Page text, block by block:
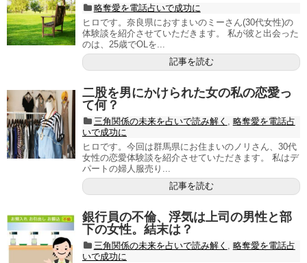
略奪愛を電話占いで成功に
ヒロです。奈良県におすまいのミーさん(30代女性)の
体験談を紹介させていただきます。 私が彼と出会った
のは、25歳でOLを...
記事を読む
二股を男にかけられた女の私の恋愛っ
て何？
三角関係の未来を占いで読み解く , 略奪愛を電話占
いで成功に
ヒロです。今回は群馬県にお住まいのノリさん、30代
女性の恋愛体験談を紹介させていただきます。 私はデ
パートの婦人服売り...
記事を読む
銀行員の不倫、浮気は上司の男性と部
下の女性。結末は？
三角関係の未来を占いで読み解く , 略奪愛を電話占
いで成功に